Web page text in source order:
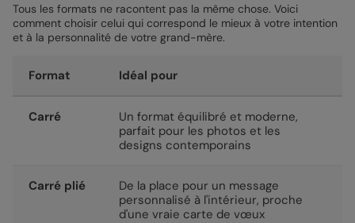
Tous les formats ne racontent pas la même chose. Voici
comment choisir celui qui correspond le mieux à votre intention
et à la personnalité de votre grand-mère.
Format Idéal pour
Carré
Un format équilibré et moderne,
parfait pour les photos et les
designs contemporains
Carré plié
De la place pour un message
personnalisé à l'intérieur, proche
d'une vraie carte de vœux